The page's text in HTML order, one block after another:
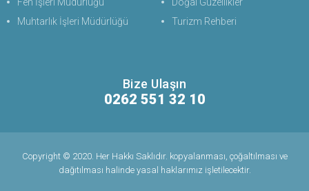
Muhtarlık İşleri Müdürlüğü
Turizm Rehberi
Bize Ulaşın
0262 551 32 10
Copyright © 2020. Her Hakkı Saklıdır. kopyalanması, çoğaltılması ve
dağıtılması halinde yasal haklarımız işletilecektir.